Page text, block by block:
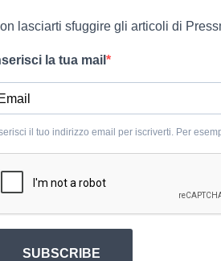
lasciarti sfuggire gli articoli di
la tua mail
il tuo indirizzo email per iscriverti. Per
SUBSCRIBE